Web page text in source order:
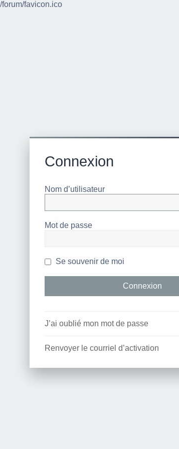
forum/favicon.ico
Connexion
Nom d’utilisateur
Mot de passe
Se souvenir de moi
J’ai oublié mon mot de passe
Renvoyer le courriel d’activation